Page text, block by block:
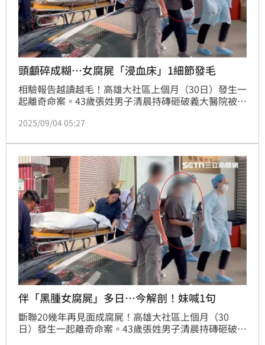
頭顱碎成糊…女腐屍「浸血床」1細節發毛
相驗報告越讀越毛！高雄大社區上個月（30日）發生一
起離奇命案。43歲張姓男子清晨持磚砸破義大醫院被警
「腫脹發黑」陳屍家中多日，牆壁上有紅點血跡；由於
入膠著。今（4）日檢方解剖結果出爐，死者左後側頭
皮下方至頭蓋骨上方大量出血、右上顎骨及顴骨分離性
骨折，骨片完全分離，鼻中隔骨折，頭顱幾乎碎到不能
再碎；報告中「可能適用國民法官」似乎間接證實有他
殺可能。
2025/09/04 05:27
伴「黑腫女腐屍」多日…今解剖！妹喊1句
斷聯20幾年再見面成腐屍！高雄大社區上個月（30
日）發生一起離奇命案。43歲張姓男子清晨持磚砸破義